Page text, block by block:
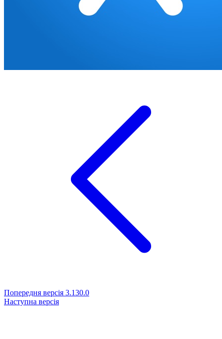
Попередня версія 3.130.0
Наступна версія